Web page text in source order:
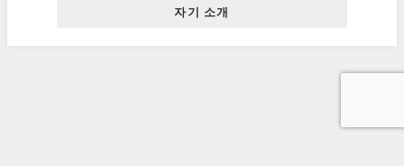
자기 소개